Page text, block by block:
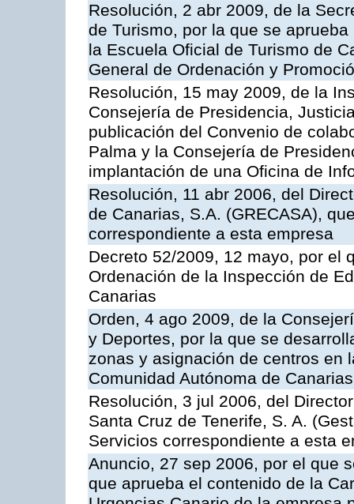
Resolución, 2 abr 2009, de la
de Turismo, por la que se
la Escuela Oficial de Turismo de
General de Ordenación y
Resolución, 15 may 2009, de la
Consejería de Presidencia,
publicación del Convenio de
Palma y la Consejería de
implantación de una Oficina de
Resolución, 11 abr 2006, del
de Canarias, S.A. (GRECASA),
correspondiente a esta empresa
Decreto 52/2009, 12 mayo, por el
Ordenación de la Inspección de
Canarias
Orden, 4 ago 2009, de la
y Deportes, por la que se
zonas y asignación de centros en
Comunidad Autónoma de Canarias
Resolución, 3 jul 2006, del
Santa Cruz de Tenerife, S. A.
Servicios correspondiente a esta
Anuncio, 27 sep 2006, por el que
que aprueba el contenido de la